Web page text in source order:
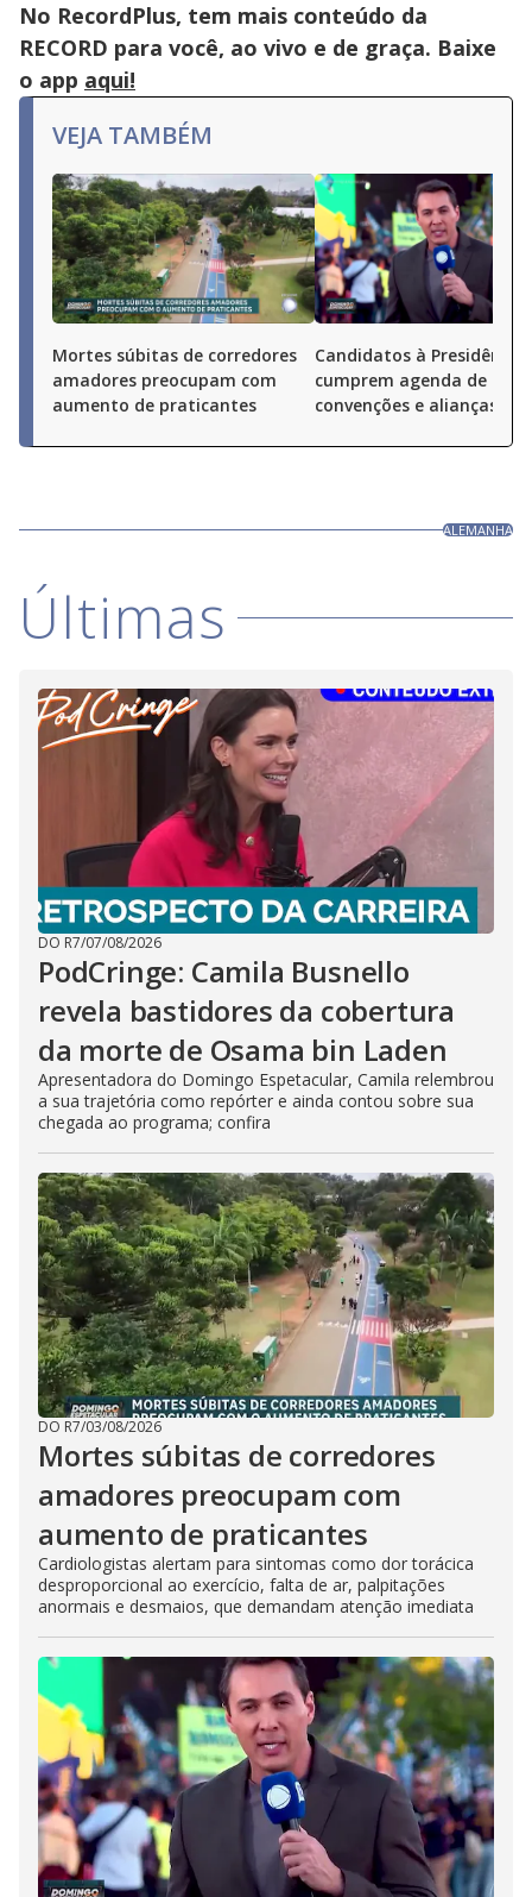
No RecordPlus, tem mais conteúdo da
RECORD para você, ao vivo e de graça. Baixe
o app aqui!
VEJA TAMBÉM
Mortes súbitas de corredores
amadores preocupam com
aumento de praticantes
Candidatos à Presidência
cumprem agenda de
convenções e alianças
ALEMANHA
Últimas
DO R7/07/08/2026
PodCringe: Camila Busnello
revela bastidores da cobertura
da morte de Osama bin Laden
Apresentadora do Domingo Espetacular, Camila relembrou
a sua trajetória como repórter e ainda contou sobre sua
chegada ao programa; confira
DO R7/03/08/2026
Mortes súbitas de corredores
amadores preocupam com
aumento de praticantes
Cardiologistas alertam para sintomas como dor torácica
desproporcional ao exercício, falta de ar, palpitações
anormais e desmaios, que demandam atenção imediata